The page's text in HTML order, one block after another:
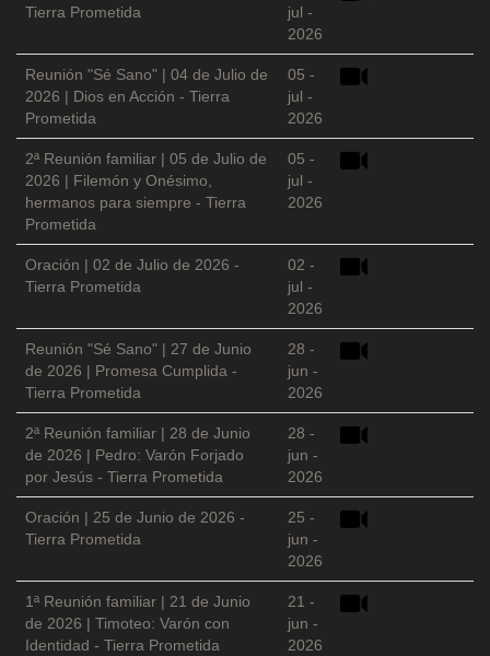
Tierra Prometida
jul -
2026
Reunión "Sé Sano" | 04 de Julio de
2026 | Dios en Acción - Tierra
Prometida
05 -
jul -
2026
2ª Reunión familiar | 05 de Julio de
2026 | Filemón y Onésimo,
hermanos para siempre - Tierra
Prometida
05 -
jul -
2026
Oración | 02 de Julio de 2026 -
Tierra Prometida
02 -
jul -
2026
Reunión "Sé Sano" | 27 de Junio
de 2026 | Promesa Cumplida -
Tierra Prometida
28 -
jun -
2026
2ª Reunión familiar | 28 de Junio
de 2026 | Pedro: Varón Forjado
por Jesús - Tierra Prometida
28 -
jun -
2026
Oración | 25 de Junio de 2026 -
Tierra Prometida
25 -
jun -
2026
1ª Reunión familiar | 21 de Junio
de 2026 | Timoteo: Varón con
Identidad - Tierra Prometida
21 -
jun -
2026